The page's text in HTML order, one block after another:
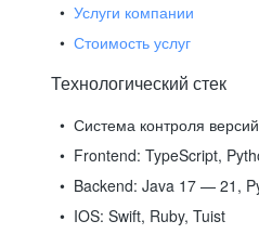
Услуги компании
Стоимость услуг
Технологический стек
Система контроля
Frontend: TypeScript,
Backend: Java 17 — 21,
IOS: Swift, Ruby, Tuist